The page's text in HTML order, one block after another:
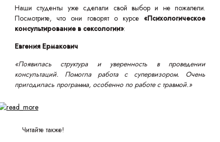
Наши студенты уже сделали свой выбор и не пожалели.
Посмотрите, что они говорят о курсе «Психологическое
консультирование в сексологии»:
Евгения Ермакович
«Появилась структура и уверенность в проведении
консультаций. Помогла работа с супервизором. Очень
пригодилась программа, особенно по работе с травмой.»
Читайте также!